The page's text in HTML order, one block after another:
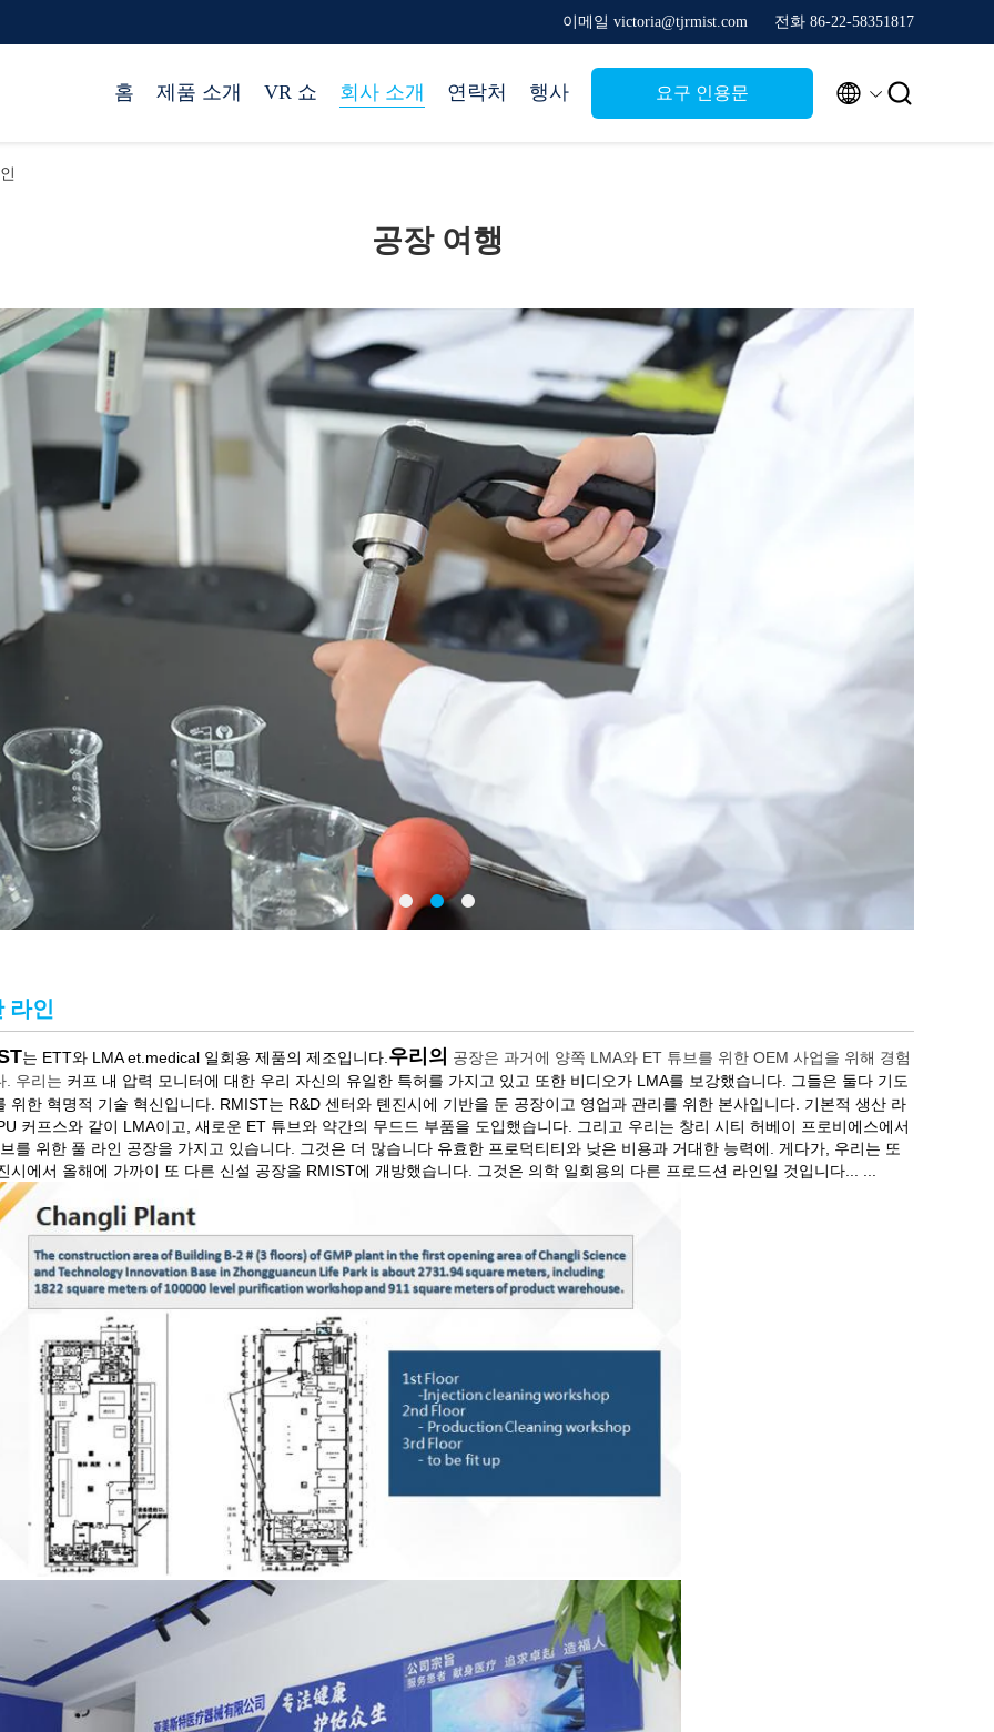
이메일 victoria@tjrmist.com 전화 86-22-58351817
홈 제품 소개 VR 쇼 회사 소개 연락처 행사 요구 인용문  
공장 여행
라인
는 ETT와 LMA et.medical 일회용 제품의 제조입니다. 우리의 공장은 과거에 양쪽 LMA와 ET 튜브를 위한 OEM 사업을 위해 경험
. 우리는 커프 내 압력 모니터에 대한 우리 자신의 유일한 특허를 가지고 있고 또한 비디오가 LMA를 보강했습니다. 그들은 둘다 기도
위한 혁명적 기술 혁신입니다. RMIST는 R&D 센터와 톈진시에 기반을 둔 공장이고 영업과 관리를 위한 본사입니다. 기본적 생산 라
커프스와 같이 LMA이고, 새로운 ET 튜브와 약간의 무드드 부품을 도입했습니다. 그리고 우리는 창리 시티 허베이 프로비에스에서
를 위한 풀 라인 공장을 가지고 있습니다. 그것은 더 많습니다 유효한 프로덕티티와 낮은 비용과 거대한 능력에. 게다가, 우리는 또
시에서 올해에 가까이 또 다른 신설 공장을 RMIST에 개방했습니다. 그것은 의학 일회용의 다른 프로드션 라인일 것입니다... ...